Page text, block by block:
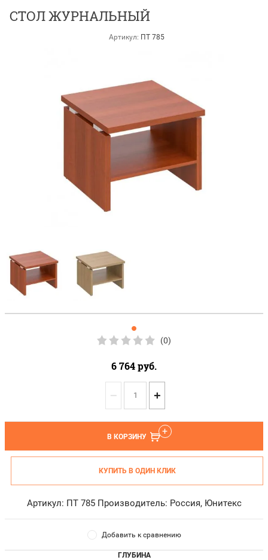
СТОЛ ЖУРНАЛЬНЫЙ
Артикул: ПТ 785
(0)
6 764руб.
− +
В КОРЗИНУ
КУПИТЬ В ОДИН КЛИК
Артикул: ПТ 785 Производитель: Россия, Юнитекс
Добавить к сравнению
ГЛУБИНА